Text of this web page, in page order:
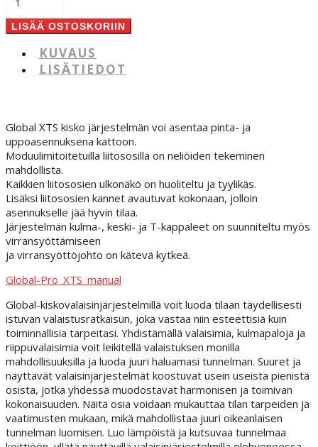
XTSF
4300
3-
vaihekisko
LISÄÄ OSTOSKORIIN
KUVAUS
LISÄTIEDOT
Global XTS kisko järjestelmän voi asentaa pinta- ja
uppoasennuksena kattoon.
Moduulimitoitetuilla liitososilla on neliöiden tekeminen
mahdollista.
Kaikkien liitososien ulkonäkö on huoliteltu ja tyylikäs.
Lisäksi liitososien kannet avautuvat kokonaan, jolloin
asennukselle jää hyvin tilaa.
Järjestelmän kulma-, keski- ja T-kappaleet on suunniteltu myös
virransyöttämiseen
ja virransyöttöjohto on kätevä kytkeä.
Global-Pro_XTS_manual
Global-kiskovalaisinjärjestelmillä voit luoda tilaan täydellisesti
istuvan valaistusratkaisun, joka vastaa niin esteettisiä kuin
toiminnallisia tarpeitasi. Yhdistämällä valaisimia, kulmapaloja ja
riippuvalaisimia voit leikitellä valaistuksen monilla
mahdollisuuksilla ja luoda juuri haluamasi tunnelman. Suuret ja
näyttävät valaisinjärjestelmät koostuvat usein useista pienistä
osista, jotka yhdessä muodostavat harmonisen ja toimivan
kokonaisuuden. Näitä osia voidaan mukauttaa tilan tarpeiden ja
vaatimusten mukaan, mikä mahdollistaa juuri oikeanlaisen
tunnelman luomisen. Luo lämpöistä ja kutsuvaa tunnelmaa